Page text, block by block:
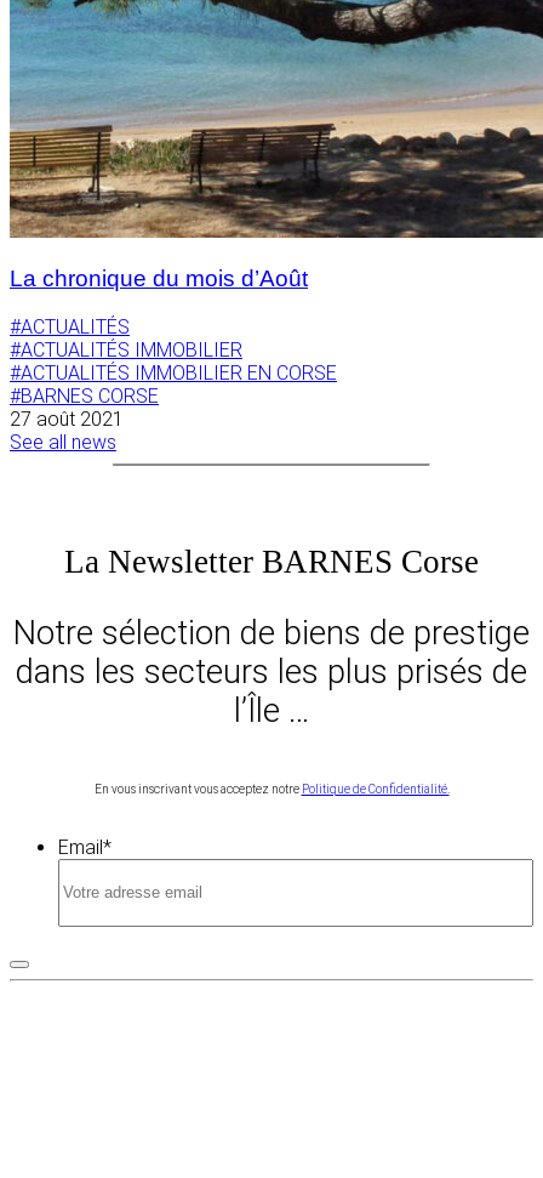
La chronique du mois d’Août
#ACTUALITÉS
#ACTUALITÉS IMMOBILIER
#ACTUALITÉS IMMOBILIER EN CORSE
#BARNES CORSE
27 août 2021
See all news
La Newsletter BARNES Corse
Notre sélection de biens de prestige
dans les secteurs les plus prisés de
l’Île …
En vous inscrivant vous acceptez notre Politique de Confidentialité.
Email*